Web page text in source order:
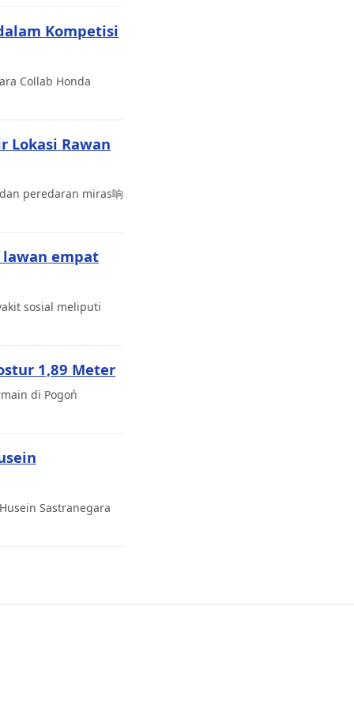
Kompetisi
Collab Honda
Lokasi Rawan
peredaran miras响
empat
sosial meliputi
1,89 Meter
di Pogoń
Sastranegara